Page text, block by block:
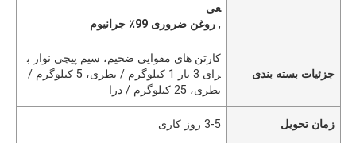
عی
,روغن ضروری 99٪ جرانیوم
جزئیات بسته بندی
کارتن های مقوایی ضخیم، سیم پیچی نوار ب
رای 3 بار 1 کیلوگرم / بطری، 5 کیلوگرم /
بطری، 25 کیلوگرم / درا
زمان تحویل 3-5 روز کاری